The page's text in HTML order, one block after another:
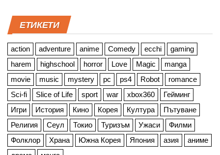
ЕТИКЕТИ
action adventure anime Comedy ecchi
gaming
harem
highschool horror Love Magic
manga
movie
music mystery pc ps4 Robot
romance
Sci-fi
Slice of Life sport war xbox360
Гейминг
Игри
История Кино Корея Култура
Пътуване
Религия
Сеул Токио Туризъм Ужаси
Филми
Фолклор
Храна Южна Корея Япония азия
аниме